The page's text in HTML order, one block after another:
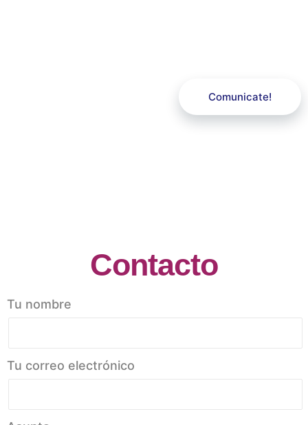
Comunicate!
Contacto
Tu nombre
Tu correo electrónico